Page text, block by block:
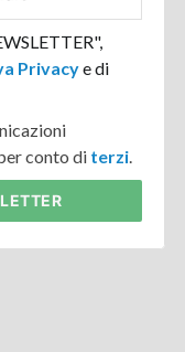
Privacye di
conto di terzi.